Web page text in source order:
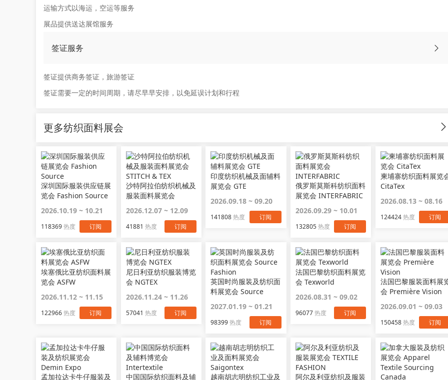
运输方式以海运，空运等服务
展品提供送达展馆服务
签证服务
签证提供商务签证，旅游签证
签证需要一定的时间周期，请尽早早安排，以免延误计划和行程
更多纺织面料展会
深圳国际服装供应链展
览会 Fashion Source
2026.10.19 ~ 10.21
118369热度 订阅
沙特阿拉伯纺织机械及
服装面料展览会
2026.12.07 ~ 12.09
41881 热度 订阅
印度纺织机械及面辅料
展览会 GTE
2026.09.18 ~ 09.20
141808热度 订阅
俄罗斯莫斯科纺织面料
展览会 INTERFABRIC
2026.09.29 ~ 10.01
132805热度 订阅
柬埔寨纺织面料展览
CitaTex
2026.08.13 ~ 08.16
124424热度 订阅
埃塞俄比亚纺织面料展
览会 ASFW
2026.11.12 ~ 11.15
122966热度 订阅
尼日利亚纺织服装博览
会 NGTEX
2026.11.24 ~ 11.26
57041 热度 订阅
英国时尚服装及纺织面
料展览会 Source
2027.01.19 ~ 01.21
98399热度 订阅
法国巴黎纺织面料展览
会 Texworld
2026.08.31 ~ 09.02
96077热度 订阅
法国巴黎服装面料展
会 Première Vision
2026.09.01 ~ 09.03
150458热度 订阅
孟加拉达卡牛仔服装及 中国国际纺织面料及辅 越南胡志明纺织工业及 阿尔及利亚纺织及服装